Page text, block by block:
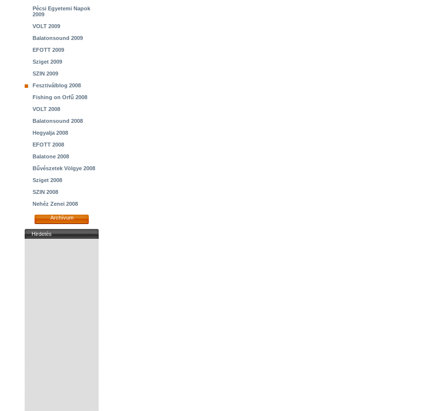
Pécsi Egyetemi Napok
2009
VOLT 2009
Balatonsound 2009
EFOTT 2009
Sziget 2009
SZIN 2009
Fesztiválblog 2008
Fishing on Orfű 2008
VOLT 2008
Balatonsound 2008
Hegyalja 2008
EFOTT 2008
Balatone 2008
Bűvészetek Völgye 2008
Sziget 2008
SZIN 2008
Nehéz Zenei 2008
Archívum
Hirdetés